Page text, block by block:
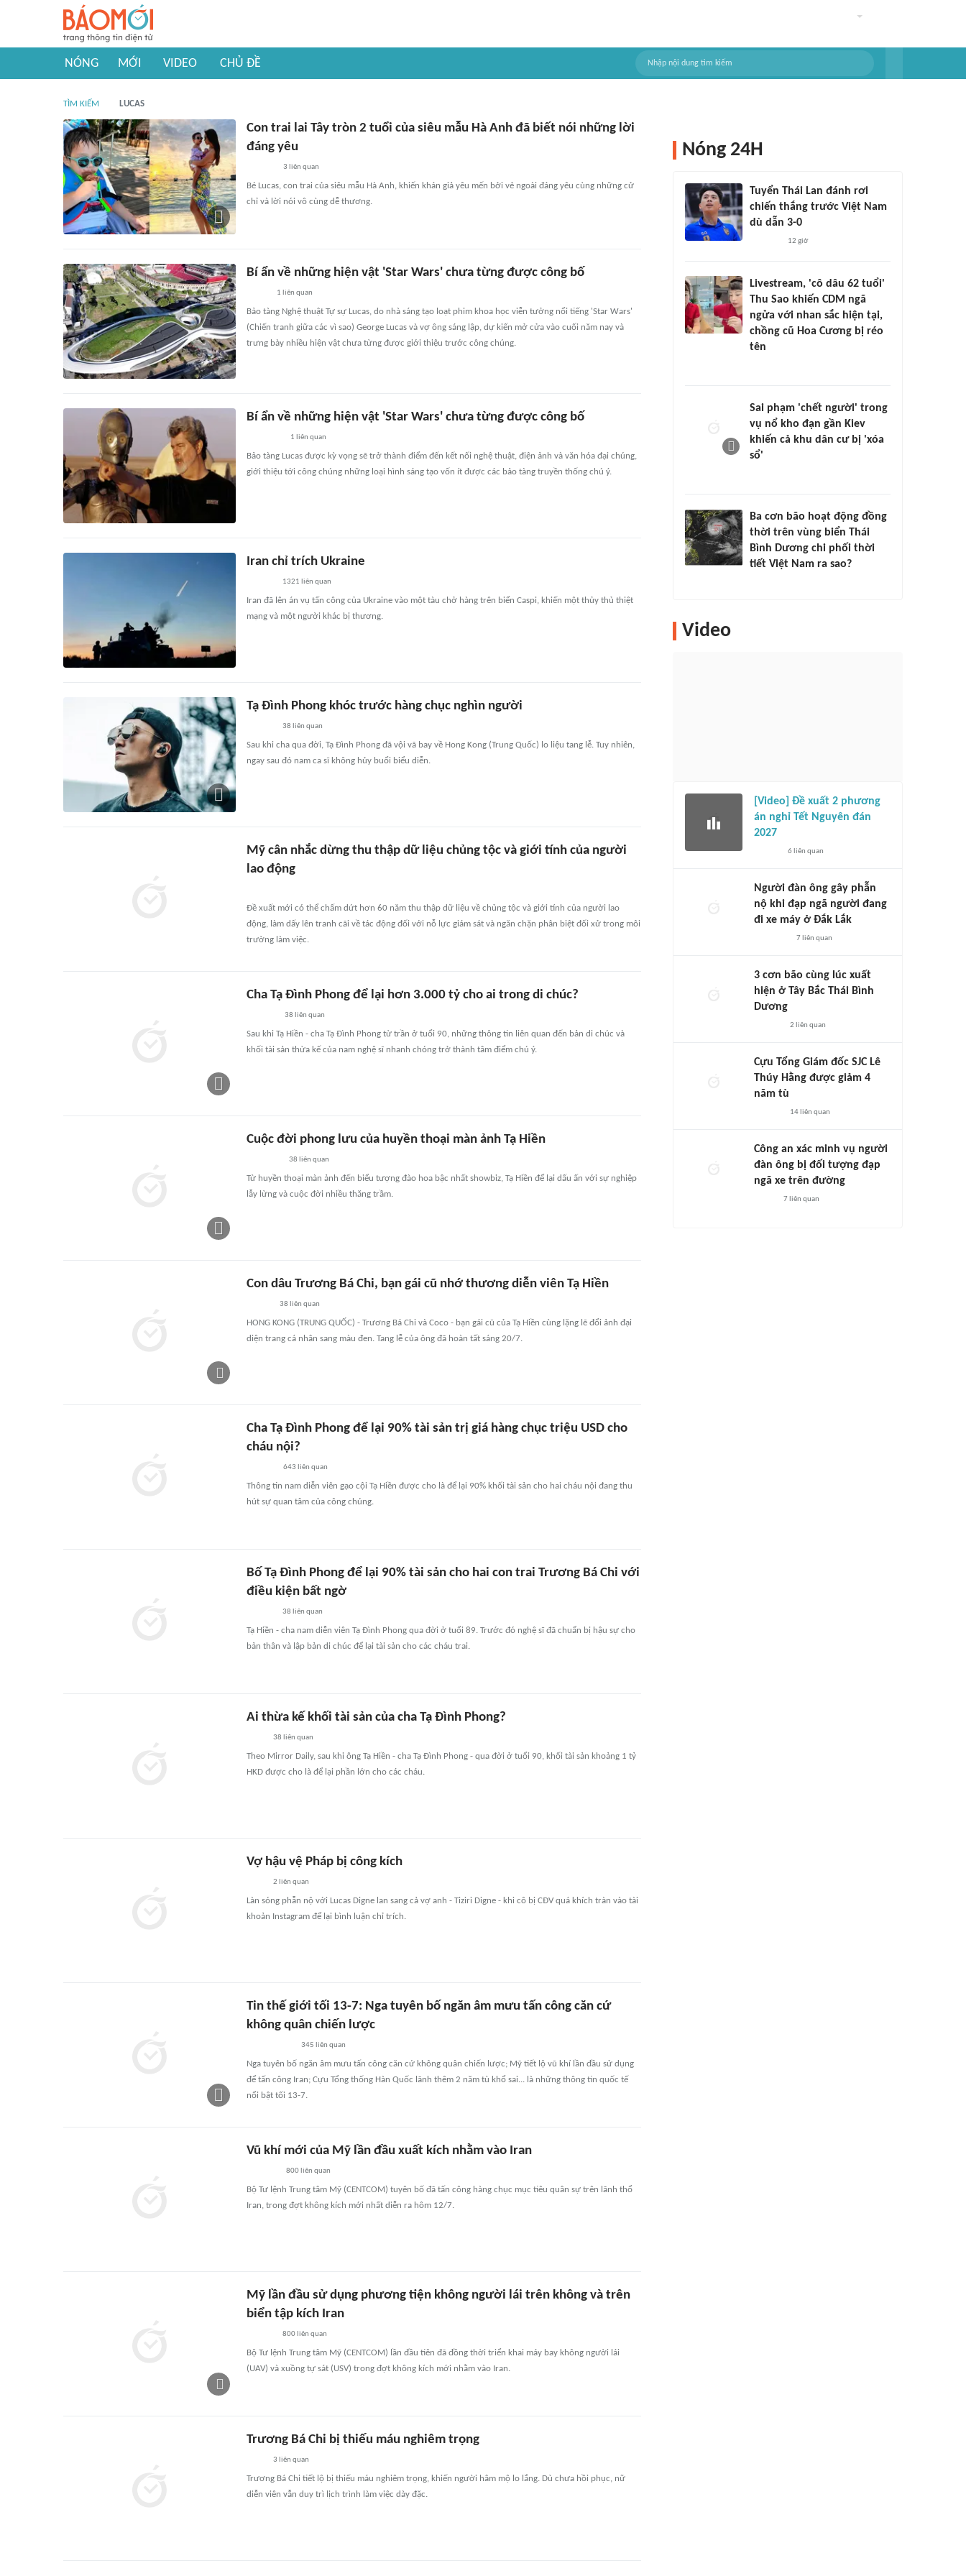
NÓNG MỚI VIDEO CHỦ ĐỀ
TÌM KIẾM LUCAS
Con trai lai Tây tròn 2 tuổi của siêu mẫu Hà Anh đã biết nói những lời
đáng yêu
3 liên quan
Bé Lucas, con trai của siêu mẫu Hà Anh, khiến khán giả yêu mến bởi vẻ ngoài đáng yêu cùng những cử
chỉ và lời nói vô cùng dễ thương.
Bí ẩn về những hiện vật 'Star Wars' chưa từng được công bố
1 liên quan
Bảo tàng Nghệ thuật Tự sự Lucas, do nhà sáng tạo loạt phim khoa học viễn tưởng nổi tiếng 'Star Wars'
(Chiến tranh giữa các vì sao) George Lucas và vợ ông sáng lập, dự kiến mở cửa vào cuối năm nay và
trưng bày nhiều hiện vật chưa từng được giới thiệu trước công chúng.
Bí ẩn về những hiện vật 'Star Wars' chưa từng được công bố
1 liên quan
Bảo tàng Lucas được kỳ vọng sẽ trở thành điểm đến kết nối nghệ thuật, điện ảnh và văn hóa đại chúng,
giới thiệu tới công chúng những loại hình sáng tạo vốn ít được các bảo tàng truyền thống chú ý.
Iran chỉ trích Ukraine
1321 liên quan
Iran đã lên án vụ tấn công của Ukraine vào một tàu chở hàng trên biển Caspi, khiến một thủy thủ thiệt
mạng và một người khác bị thương.
Tạ Đình Phong khóc trước hàng chục nghìn người
38 liên quan
Sau khi cha qua đời, Tạ Đình Phong đã vội vã bay về Hong Kong (Trung Quốc) lo liệu tang lễ. Tuy nhiên,
ngay sau đó nam ca sĩ không hủy buổi biểu diễn.
Mỹ cân nhắc dừng thu thập dữ liệu chủng tộc và giới tính của người
lao động
Đề xuất mới có thể chấm dứt hơn 60 năm thu thập dữ liệu về chủng tộc và giới tính của người lao
động, làm dấy lên tranh cãi về tác động đối với nỗ lực giám sát và ngăn chặn phân biệt đối xử trong môi
trường làm việc.
Cha Tạ Đình Phong để lại hơn 3.000 tỷ cho ai trong di chúc?
38 liên quan
Sau khi Tạ Hiền - cha Tạ Đình Phong từ trần ở tuổi 90, những thông tin liên quan đến bản di chúc và
khối tài sản thừa kế của nam nghệ sĩ nhanh chóng trở thành tâm điểm chú ý.
Cuộc đời phong lưu của huyền thoại màn ảnh Tạ Hiền
38 liên quan
Từ huyền thoại màn ảnh đến biểu tượng đào hoa bậc nhất showbiz, Tạ Hiền để lại dấu ấn với sự nghiệp
lẫy lừng và cuộc đời nhiều thăng trầm.
Con dâu Trương Bá Chi, bạn gái cũ nhớ thương diễn viên Tạ Hiền
38 liên quan
HONG KONG (TRUNG QUỐC) - Trương Bá Chi và Coco - bạn gái cũ của Tạ Hiền cùng lặng lẽ đổi ảnh đại
diện trang cá nhân sang màu đen. Tang lễ của ông đã hoàn tất sáng 20/7.
Cha Tạ Đình Phong để lại 90% tài sản trị giá hàng chục triệu USD cho
cháu nội?
643 liên quan
Thông tin nam diễn viên gạo cội Tạ Hiền được cho là để lại 90% khối tài sản cho hai cháu nội đang thu
hút sự quan tâm của công chúng.
Bố Tạ Đình Phong để lại 90% tài sản cho hai con trai Trương Bá Chi với
điều kiện bất ngờ
38 liên quan
Tạ Hiền - cha nam diễn viên Tạ Đình Phong qua đời ở tuổi 89. Trước đó nghệ sĩ đã chuẩn bị hậu sự cho
bản thân và lập bản di chúc để lại tài sản cho các cháu trai.
Ai thừa kế khối tài sản của cha Tạ Đình Phong?
38 liên quan
Theo Mirror Daily, sau khi ông Tạ Hiền - cha Tạ Đình Phong - qua đời ở tuổi 90, khối tài sản khoảng 1 tỷ
HKD được cho là để lại phần lớn cho các cháu.
Vợ hậu vệ Pháp bị công kích
2 liên quan
Làn sóng phẫn nộ với Lucas Digne lan sang cả vợ anh - Tiziri Digne - khi cô bị CĐV quá khích tràn vào tài
khoản Instagram để lại bình luận chỉ trích.
Tin thế giới tối 13-7: Nga tuyên bố ngăn âm mưu tấn công căn cứ
không quân chiến lược
345 liên quan
Nga tuyên bố ngăn âm mưu tấn công căn cứ không quân chiến lược; Mỹ tiết lộ vũ khí lần đầu sử dụng
để tấn công Iran; Cựu Tổng thống Hàn Quốc lãnh thêm 2 năm tù khổ sai... là những thông tin quốc tế
nổi bật tối 13-7.
Vũ khí mới của Mỹ lần đầu xuất kích nhằm vào Iran
800liên quan
Bộ Tư lệnh Trung tâm Mỹ (CENTCOM) tuyên bố đã tấn công hàng chục mục tiêu quân sự trên lãnh thổ
Iran, trong đợt không kích mới nhất diễn ra hôm 12/7.
Mỹ lần đầu sử dụng phương tiện không người lái trên không và trên
biển tập kích Iran
800liên quan
Bộ Tư lệnh Trung tâm Mỹ (CENTCOM) lần đầu tiên đã đồng thời triển khai máy bay không người lái
(UAV) và xuồng tự sát (USV) trong đợt không kích mới nhằm vào Iran.
Trương Bá Chi bị thiếu máu nghiêm trọng
3 liên quan
Trương Bá Chi tiết lộ bị thiếu máu nghiêm trọng, khiến người hâm mộ lo lắng. Dù chưa hồi phục, nữ
diễn viên vẫn duy trì lịch trình làm việc dày đặc.
Nóng 24H
Tuyển Thái Lan đánh rơi
chiến thắng trước Việt Nam
dù dẫn 3-0
12 giờ
Livestream, 'cô dâu 62 tuổi'
Thu Sao khiến CDM ngã
ngửa với nhan sắc hiện tại,
chồng cũ Hoa Cương bị réo
tên
Sai phạm 'chết người' trong
vụ nổ kho đạn gần Kiev
khiến cả khu dân cư bị 'xóa
sổ'
Ba cơn bão hoạt động đồng
thời trên vùng biển Thái
Bình Dương chi phối thời
tiết Việt Nam ra sao?
Video
[Video] Đề xuất 2 phương
án nghỉ Tết Nguyên đán
2027
6 liên quan
Người đàn ông gây phẫn
nộ khi đạp ngã người đang
đi xe máy ở Đắk Lắk
7liên quan
3 cơn bão cùng lúc xuất
hiện ở Tây Bắc Thái Bình
Dương
2 liên quan
Cựu Tổng Giám đốc SJC Lê
Thúy Hằng được giảm 4
năm tù
14 liên quan
Công an xác minh vụ người
đàn ông bị đối tượng đạp
ngã xe trên đường
7 liên quan